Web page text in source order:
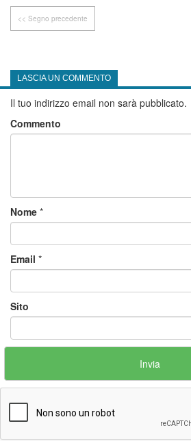
<< Segno precedente
LASCIA UN COMMENTO
Il tuo indirizzo email non sarà pubblicato.
Commento
Nome *
Email *
Sito